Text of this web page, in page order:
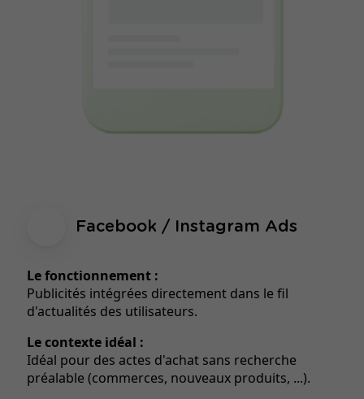
Facebook / Instagram Ads
Le fonctionnement :
Publicités intégrées directement dans le fil
d'actualités des utilisateurs.
Le contexte idéal :
Idéal pour des actes d'achat sans recherche
préalable (commerces, nouveaux produits, ...).